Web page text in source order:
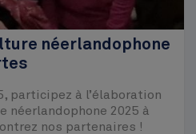
néerlandophone
participez à l’élaboration
2025 à
nos partenaires !